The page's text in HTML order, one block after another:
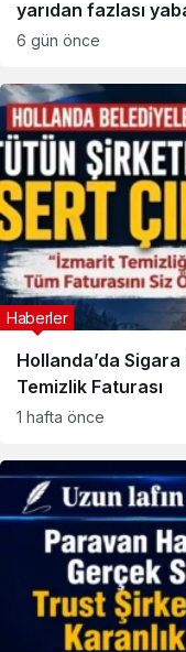
yarıdan fazlası
6 gün önce
Hollanda’da
Temizlik Faturası
Haberler
1 hafta önce